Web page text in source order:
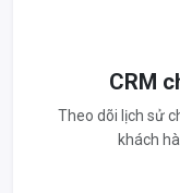
CRM
Theo dõi lịch sử
khách